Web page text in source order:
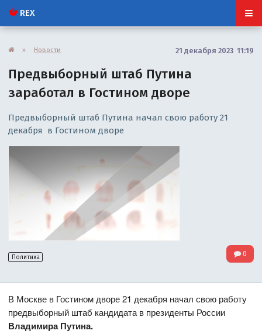
REX
» Новости 21 декабря 2023 11:19
Предвыборный штаб Путина
заработал в Гостином дворе
Предвыборный штаб Путина начал свою работу 21
декабря в Гостином дворе
Политика 0
В Москве в Гостином дворе 21 декабря начал свою работу
предвыборный штаб кандидата в президенты России
Владимира Путина.